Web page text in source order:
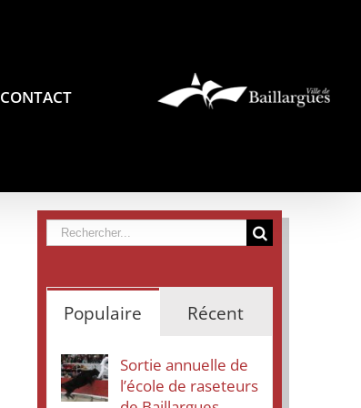
CONTACT
Rechercher
Populaire Récent
Sortie annuelle de
l’école de raseteurs